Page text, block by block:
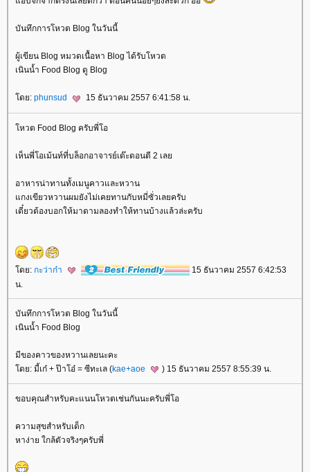
บันทึกการโหวต Blog ในวันนี้
ผู้เขียน Blog หมวดเนื้อหา Blog ได้รับโหวต
เนินน้ำ Food Blog ดู Blog
ดย: phunsud 15 ธันวาคม 2557 6:41:58 น.
หวต Food Blog ครับพี่โอ
เห็นพี่โอเม้นท์ที่บล็อกอาจารย์เต๊ะตอนตี 2 เล
อาหารน่าทานทั้งเมนูคาวและหวาน
กงเขียวหวานผมยังไม่เคยทานกับหมี่ซั่วเลยครับ
เดี๋ยวต้องบอกให้มาดามลองทำให้ทานบ้างแล้วล่ะครับ
ดย: กะว่าก๋า
15 ธันวาคม 2557 6:42:53
น.
บันทึกการโหวต Blog ในวันนี้
เนินน้ำ Food Blog
มีของคาวของหวานเลยนะคะ
ดย: มี้เก๋ + ป๊าโอ๋ = ซีทะเล (kae+aoe ) 15 ธันวาคม 2557 8:55:39 น.
ขอบคุณสำหรับคะแนนโหวตเช่นกันนะครับพี่โอ
ความสุขสำหรับเด็ก
หาง่าย ใกล้ตัวจริงๆครับพี่